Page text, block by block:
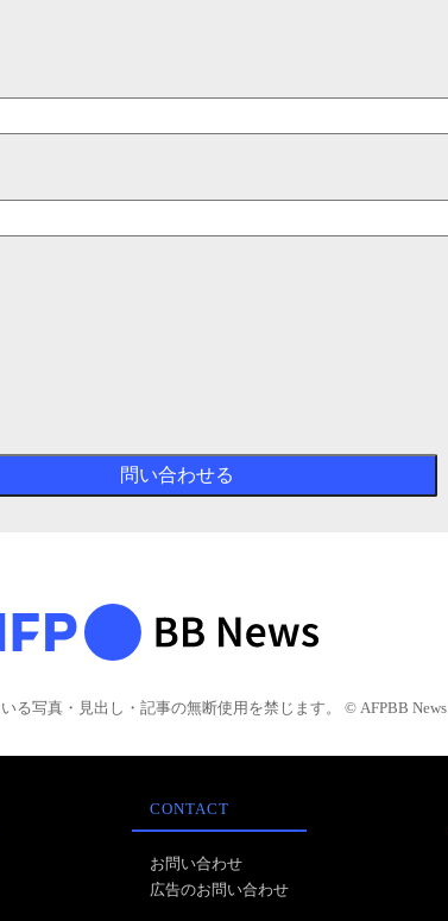
る写真・見出し・記事の無断使用を禁じます。 © AFPBB News
CONTACT
お問い合わせ
広告のお問い合わせ